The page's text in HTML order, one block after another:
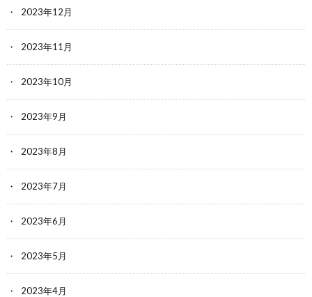
2023年12月
2023年11月
2023年10月
2023年9月
2023年8月
2023年7月
2023年6月
2023年5月
2023年4月